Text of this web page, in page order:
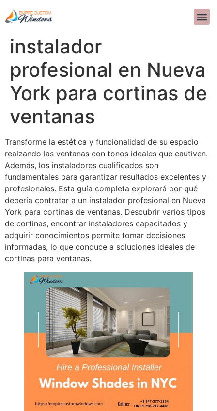
Contrate a un
instalador
profesional en Nueva
York para cortinas de
ventanas
Transforme la estética y funcionalidad de su espacio
realzando las ventanas con tonos ideales que cautiven.
Además, los instaladores cualificados son
fundamentales para garantizar resultados excelentes y
profesionales. Esta guía completa explorará por qué
debería contratar a un instalador profesional en Nueva
York para cortinas de ventanas. Descubrir varios tipos
de cortinas, encontrar instaladores capacitados y
adquirir conocimientos permite tomar decisiones
informadas, lo que conduce a soluciones ideales de
cortinas para ventanas.